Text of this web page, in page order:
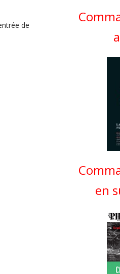
de
en